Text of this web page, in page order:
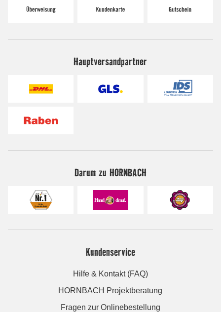
Hauptversandpartner
Darum zu HORNBACH
Kundenservice
Hilfe & Kontakt (FAQ)
HORNBACH Projektberatung
Fragen zur Onlinebestellung